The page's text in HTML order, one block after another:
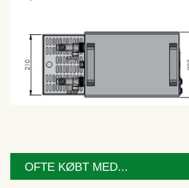
OFTE KØBT MED...